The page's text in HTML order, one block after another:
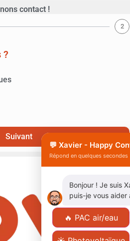
contact !
2
?
Suivant
💬 Xavier - Happy
Répond en quelques secondes
X
Bonjour ! Je suis
puis-je vous aider
🔥 PAC air/eau